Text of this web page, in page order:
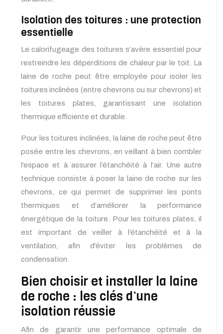
Isolation des toitures : une protection
essentielle
Le calorifugeage des toitures s’avère essentiel pour
restreindre les déperditions de chaleur par le toit. La
laine de roche peut être employée pour isoler les
toitures inclinées (entre chevrons ou sur chevrons) et
les toitures plates, garantissant une isolation
thermique efficiente et durable.
Pour les toitures inclinées, la laine de roche peut être
posée entre les chevrons, en veillant à bien combler
l’espace et à assurer l’étanchéité à l’air. Une autre
technique consiste à poser la laine de roche sur les
chevrons, ce qui permet de supprimer les ponts
thermiques et d’améliorer la performance
énergétique de la toiture. Pour les toitures plates, il
est important de veiller à l’étanchéité et à la
ventilation, afin d’éviter les problèmes de
condensation.
Bien choisir et installer la laine
de roche : les clés d’une
isolation réussie
Afin de garantir une performance optimale de